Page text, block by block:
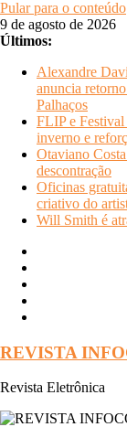
Pular para o conteúdo
9 de agosto de 2026
Últimos:
Alexandre
anuncia
Palhaços
FLIP e Festival
inverno e
Otaviano
descontração
Oficinas
criativo do
Will Smith é
REVISTA
Revista Eletrônica